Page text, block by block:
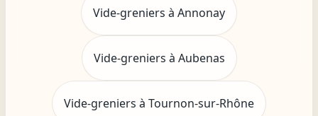
Vide-greniers à Annonay
Vide-greniers à Aubenas
Vide-greniers à Tournon-sur-Rhône